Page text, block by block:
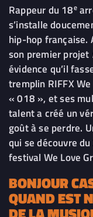
Rappeur du 18e
s’installe
hip-hop française.
son premier projet
évidence qu’il
tremplin RIFFX
« 018 », et ses
talent a créé un
goût à se perdre.
qui se découvre
festival We Love
BONJOUR
QUAND EST